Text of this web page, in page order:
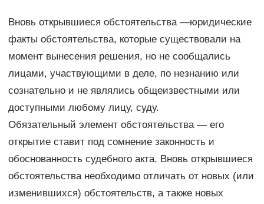
Вновь открывшиеся обстоятельства —юридические
факты обстоятельства, которые существовали на
момент вынесения решения, но не сообщались
лицами, участвующими в деле, по незнанию или
сознательно и не являлись общеизвестными или
доступными любому лицу, суду.
Обязательный элемент обстоятельства — его
открытие ставит под сомнение законность и
обоснованность судебного акта. Вновь открывшиеся
обстоятельства необходимо отличать от новых (или
изменившихся) обстоятельств, а также новых